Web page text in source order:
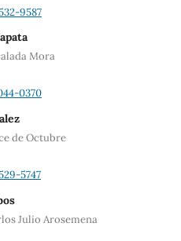
9587
Mora
0370
de Octubre
5747
Julio Arosemena